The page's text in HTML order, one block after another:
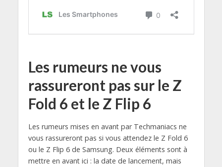
Les rumeurs ne vous
rassureront pas sur le Z
Fold 6 et le Z Flip 6
Les rumeurs mises en avant par Techmaniacs ne
vous rassureront pas si vous attendez le Z Fold 6
ou le Z Flip 6 de Samsung. Deux éléments sont à
mettre en avant ici : la date de lancement, mais